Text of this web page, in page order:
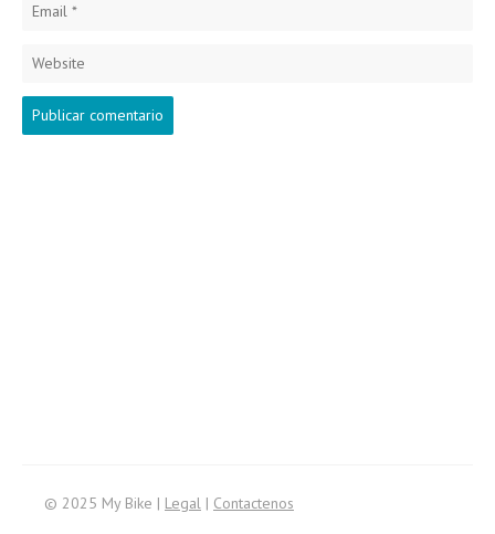
© 2025 My Bike | Legal | Contactenos
for: